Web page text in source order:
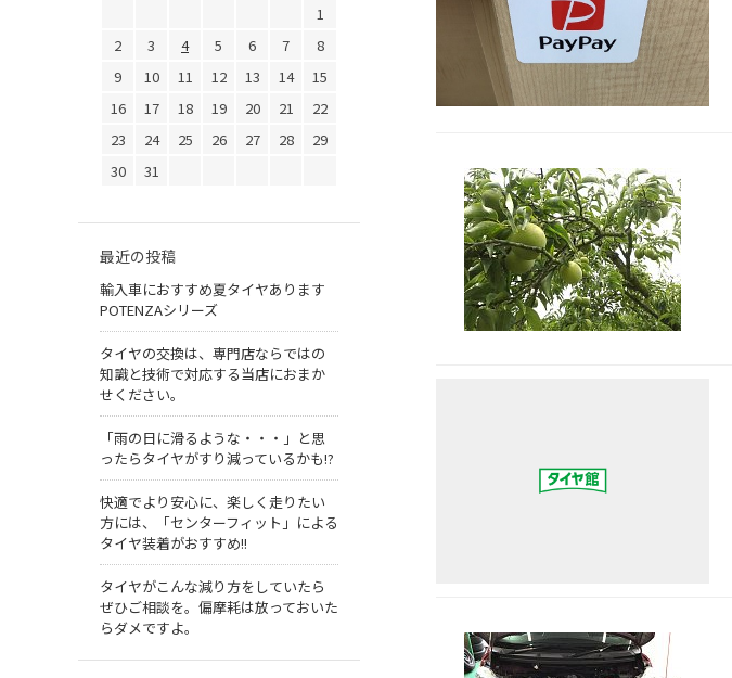
1
2
3 4 5 6 7
8
9
10 11 12 13 14
15
16
17 18 19 20 21
22
23
24 25 26 27 28
29
30
31
最近の投稿
輸入車におすすめ夏タイヤあります
POTENZAシリーズ
タイヤの交換は、専門店ならではの
知識と技術で対応する当店におまか
せください。
「雨の日に滑るような・・・」と思
ったらタイヤがすり減っているかも!?
快適でより安心に、楽しく走りたい
方には、「センターフィット」による
タイヤ装着がおすすめ!!
タイヤがこんな減り方をしていたら
ぜひご相談を。偏摩耗は放っておいた
らダメですよ。